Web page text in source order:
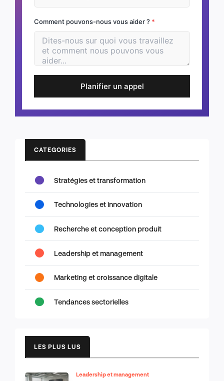
Comment pouvons-nous vous aider ? *
Planifier un appel
CATEGORIES
Stratégies et transformation
Technologies et innovation
Recherche et conception produit
Leadership et management
Marketing et croissance digitale
Tendances sectorielles
LES PLUS LUS
Leadership et management